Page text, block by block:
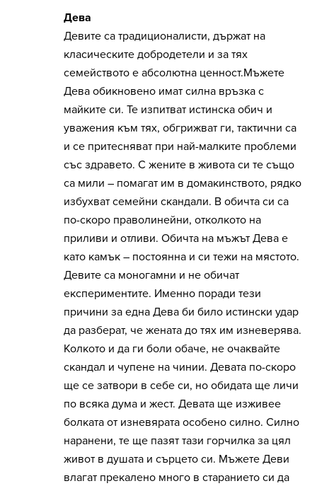
Дева
Девите са традиционалисти, държат на
класическите добродетели и за тях
семейството е абсолютна ценност.Мъжете
Дева обикновено имат силна връзка с
майките си. Те изпитват истинска обич и
уважения към тях, обгрижват ги, тактични са
и се притесняват при най-малките проблеми
със здравето. С жените в живота си те също
са мили – помагат им в домакинството, рядко
избухват семейни скандали. В обичта си са
по-скоро праволинейни, отколкото на
приливи и отливи. Обичта на мъжът Дева е
като камък – постоянна и си тежи на мястото.
Девите са моногамни и не обичат
експериментите. Именно поради тези
причини за една Дева би било истински удар
да разберат, че жената до тях им изневерява.
Колкото и да ги боли обаче, не очаквайте
скандал и чупене на чинии. Девата по-скоро
ще се затвори в себе си, но обидата ще личи
по всяка дума и жест. Девата ще изживее
болката от изневярата особено силно. Силно
наранени, те ще пазят тази горчилка за цял
живот в душата и сърцето си. Мъжете Деви
влагат прекалено много в старанието си да